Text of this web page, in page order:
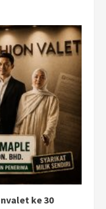
ke 30